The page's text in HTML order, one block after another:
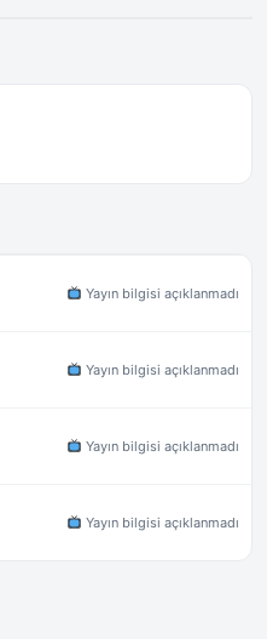
Yayın bilgisi açıklanmadı
Yayın bilgisi açıklanmadı
Yayın bilgisi açıklanmadı
Yayın bilgisi açıklanmadı